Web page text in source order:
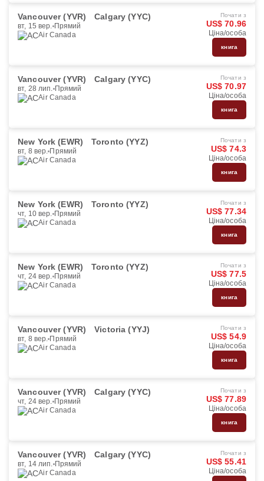
Vancouver (YVR) Calgary (YYC)
вт, 15 вер. Прямий
Air Canada
Почати з
US$ 70.96
Ціна/особа
книга
Vancouver (YVR) Calgary (YYC)
вт, 28 лип. Прямий
Air Canada
Почати з
US$ 70.97
Ціна/особа
книга
New York (EWR) Toronto (YYZ)
вт, 8 вер. Прямий
Air Canada
Почати з
US$ 74.3
Ціна/особа
книга
New York (EWR) Toronto (YYZ)
чт, 10 вер. Прямий
Air Canada
Почати з
US$ 77.34
Ціна/особа
книга
New York (EWR) Toronto (YYZ)
чт, 24 вер. Прямий
Air Canada
Почати з
US$ 77.5
Ціна/особа
книга
Vancouver (YVR) Victoria (YYJ)
вт, 8 вер. Прямий
Air Canada
Почати з
US$ 54.9
Ціна/особа
книга
Vancouver (YVR) Calgary (YYC)
чт, 24 вер. Прямий
Air Canada
Почати з
US$ 77.89
Ціна/особа
книга
Vancouver (YVR) Calgary (YYC)
вт, 14 лип. Прямий
Air Canada
Почати з
US$ 55.41
Ціна/особа